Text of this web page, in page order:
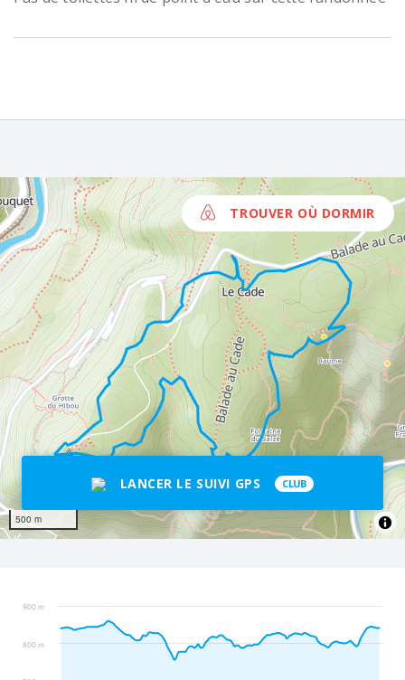
500 m
TROUVER OÙ DORMIR
LANCER LE SUIVI GPS CLUB
800 m
900 m